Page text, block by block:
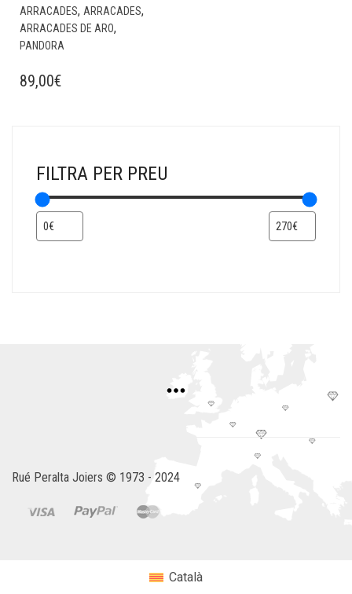
ARRACADES, ARRACADES,
ARRACADES DE ARO,
PANDORA
89,00€
FILTRA PER PREU
Rué Peralta Joiers © 1973 - 2024
Català